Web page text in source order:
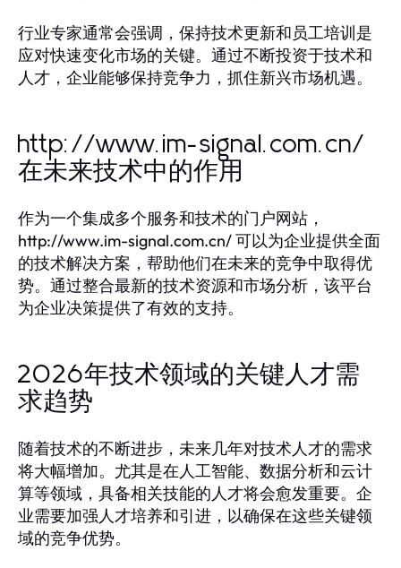
行业专家通常会强调，保持技术更新和员工培训是
应对快速变化市场的关键。通过不断投资于技术和
人才，企业能够保持竞争力，抓住新兴市场机遇。
http://www.im-signal.com.cn/
在未来技术中的作用
作为一个集成多个服务和技术的门户网站，
http://www.im-signal.com.cn/ 可以为企业提供全面
的技术解决方案，帮助他们在未来的竞争中取得优
势。通过整合最新的技术资源和市场分析，该平台
为企业决策提供了有效的支持。
2026年技术领域的关键人才需
求趋势
随着技术的不断进步，未来几年对技术人才的需求
将大幅增加。尤其是在人工智能、数据分析和云计
算等领域，具备相关技能的人才将会愈发重要。企
业需要加强人才培养和引进，以确保在这些关键领
域的竞争优势。